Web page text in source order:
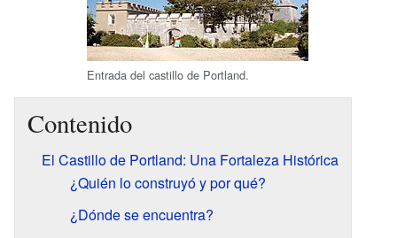
Entrada del castillo de Portland.
Contenido
El Castillo de Portland: Una Fortaleza Histórica
¿Quién lo construyó y por qué?
¿Dónde se encuentra?